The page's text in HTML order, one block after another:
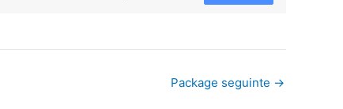
Package seguinte →